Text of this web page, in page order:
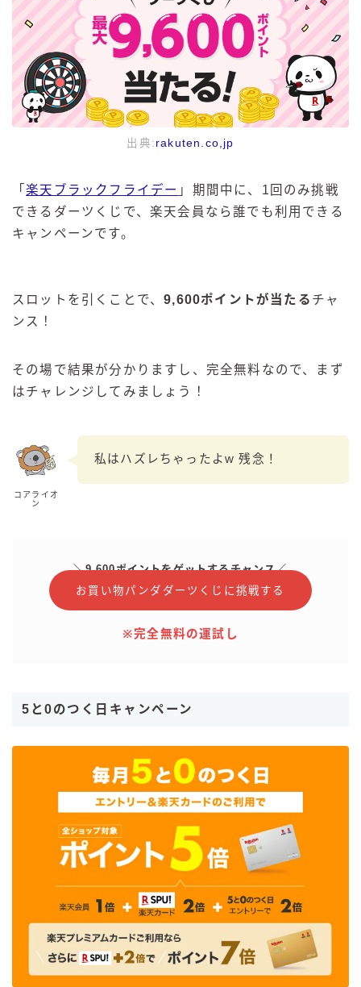
出典: rakuten.co,jp
「楽天ブラックフライデー 」期間中に、1回のみ挑戦
できるダーツくじで、楽天会員なら誰でも利用できる
キャンペーンです。
スロットを引くことで、9,600ポイントが当たる チャ
ンス！
その場で結果が分かりますし、完全無料なので、まず
はチャレンジしてみましょう！
コアライオ
ン
私はハズレちゃったよw 残念！
＼9,600ポイントをゲットするチャンス／
お買い物パンダダーツくじに挑戦する
※完全無料の運試し
5と0のつく日キャンペーン